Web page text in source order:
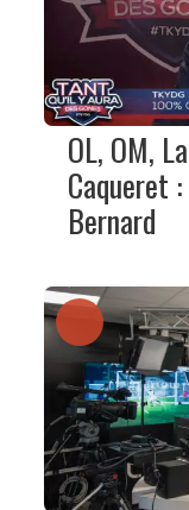
OL, OM,
Caqueret
Bernard